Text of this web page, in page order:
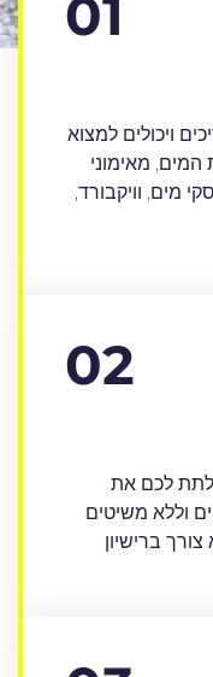
01
ויכולים למצוא
המים, מאימוני
מים, וויקבורד,
02
לתת לכם את
וללא משיטים
ברישיון